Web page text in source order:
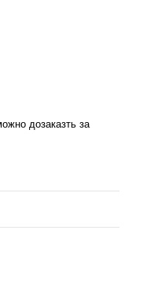
дозаказть за